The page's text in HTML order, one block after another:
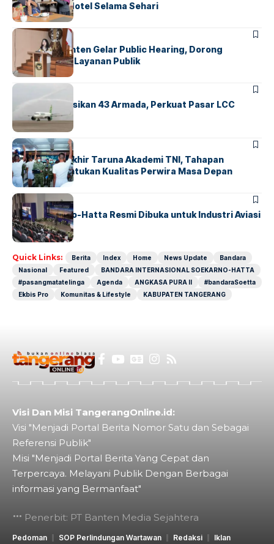
Operasional Hotel Selama Sehari
BANDARA BERITA
Karantina Banten Gelar Public Hearing, Dorong
Transparansi Layanan Publik
BANDARA
Citilink Operasikan 43 Armada, Perkuat Pasar LCC
Nasional
BERITA
Sidang Pantukhir Taruna Akademi TNI, Tahapan
Strategis Tentukan Kualitas Perwira Masa Depan
BANDARA BERITA
IALC Soekarno-Hatta Resmi Dibuka untuk Industri Aviasi
Dunia
Quick Links: Berita Index Home News Update
Bandara
Nasional
Featured
BANDARA INTERNASIONAL SOEKARNO-HATTA
#pasangmatatelinga
Agenda ANGKASA PURA II
#bandaraSoetta
Ekbis Pro
Komunitas & Lifestyle KABUPATEN TANGERANG
Visi Dan Misi TangerangOnline.id:
Visi "Menjadi Portal Berita Nomor Satu dan Sebagai
Referensi Publik"
Misi "Menjadi Portal Berita Yang Cepat dan
Terpercaya. Melayani Publik Dengan Berbagai
informasi yang Bermanfaat"
Penerbit: PT Banten Media Sejahtera
Pedoman SOP Perlindungan Wartawan Redaksi Iklan